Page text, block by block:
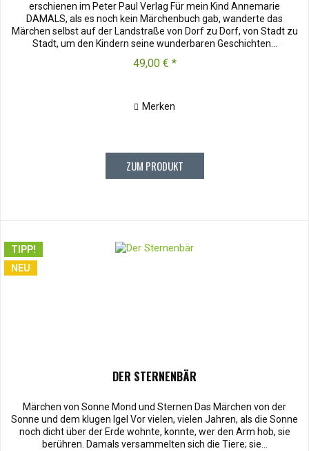
erschienen im Peter Paul Verlag Für mein Kind Annemarie
DAMALS, als es noch kein Märchenbuch gab, wanderte das
Märchen selbst auf der Landstraße von Dorf zu Dorf, von Stadt zu
Stadt, um den Kindern seine wunderbaren Geschichten...
49,00 € *
Merken
ZUM PRODUKT
TIPP!
NEU
DER STERNENBÄR
Märchen von Sonne Mond und Sternen Das Märchen von der
Sonne und dem klugen Igel Vor vielen, vielen Jahren, als die Sonne
noch dicht über der Erde wohnte, konnte, wer den Arm hob, sie
berühren. Damals versammelten sich die Tiere; sie...